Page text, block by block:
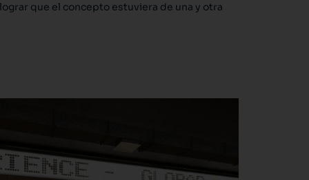
que el concepto estuviera de una y otra